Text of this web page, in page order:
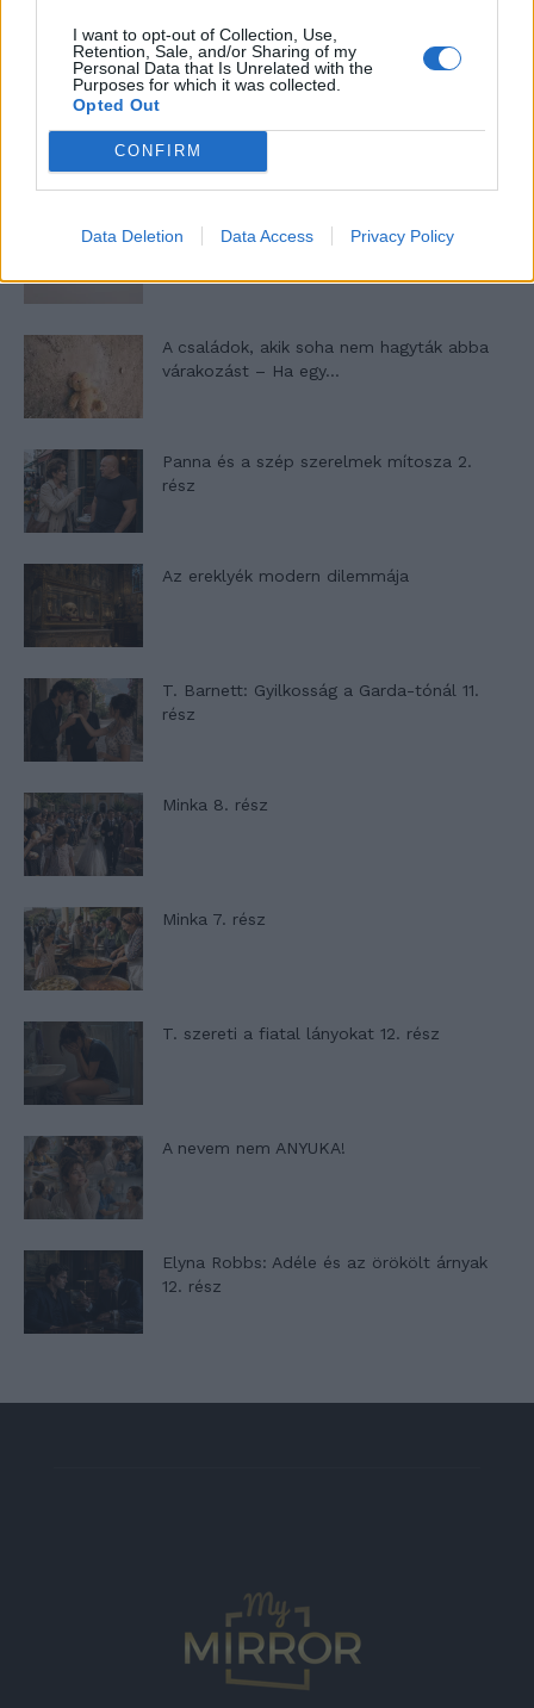
I want to opt-out of Collection, Use,
Retention, Sale, and/or Sharing of my
Personal Data that Is Unrelated with the
Purposes for which it was collected.
Opted Out
CONFIRM
Data Deletion Data Access Privacy Policy
a hétköznapokban
Egy ház, amely a tengerre és a fényre
A családok, akik soha nem hagyták abba
várakozást – Ha egy...
Panna és a szép szerelmek mítosza 2.
rész
Az ereklyék modern dilemmája
T. Barnett: Gyilkosság a Garda-tónál 11.
rész
Minka 8. rész
Minka 7. rész
T. szereti a fiatal lányokat 12. rész
A nevem nem ANYUKA!
Elyna Robbs: Adéle és az örökölt árnyak
12. rész